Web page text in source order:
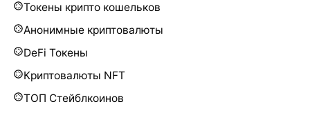
Токены крипто кошельков
Анонимные криптовалюты
DeFi Токены
Криптовалюты NFT
ТОП Стейблкоинов